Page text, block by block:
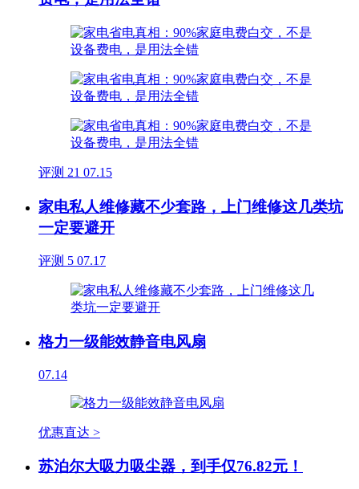
评测 21 07.15
家电私人维修藏不少套路，上门维修这几类坑
一定要避开
评测 5 07.17
格力一级能效静音电风扇
07.14
优惠直达 >
苏泊尔大吸力吸尘器，到手仅76.82元！